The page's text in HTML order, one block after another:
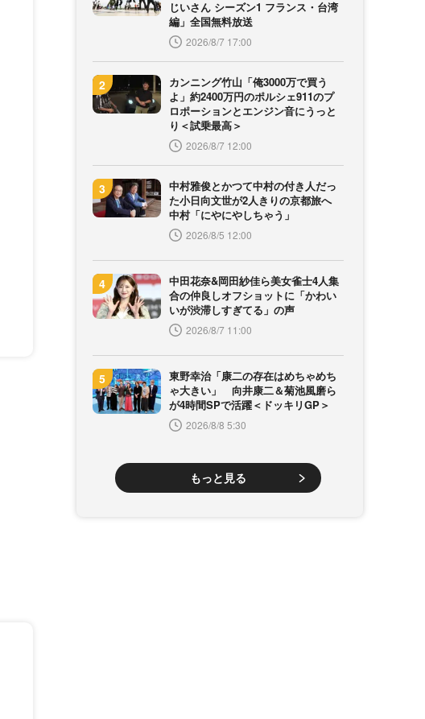
じいさん シーズン1 フランス・台湾
編」全国無料放送
2026/8/7 17:00
カンニング竹山「俺3000万で買う
よ」約2400万円のポルシェ911のプ
ロポーションとエンジン音にうっと
り＜試乗最高＞
2026/8/7 12:00
中村雅俊とかつて中村の付き人だっ
た小日向文世が2人きりの京都旅へ
中村「にやにやしちゃう」
2026/8/5 12:00
中田花奈&岡田紗佳ら美女雀士4人集
合の仲良しオフショットに「かわい
いが渋滞しすぎてる」の声
2026/8/7 11:00
東野幸治「康二の存在はめちゃめち
ゃ大きい」 向井康二＆菊池風磨ら
が4時間SPで活躍＜ドッキリGP＞
2026/8/8 5:30
もっと見る